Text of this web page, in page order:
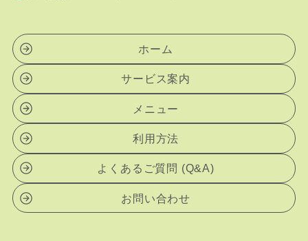
ホーム
サービス案内
メニュー
利用方法
よくあるご質問 (Q&A)
お問い合わせ